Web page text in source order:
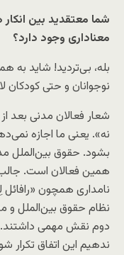
شما معتقدید بین
معناداری وجود دارد؟
بله، بی‌تردید! شاید به
نوجوانان و حتی
شعار فعالان مدنی بعد
نه». یعنی ما اجازه
بشود. حقوق بین‌الملل
همین فعالان است.
نامداری همچون
نظام حقوق بین‌الملل
دوم نقش مهمی داشتند.
ندهیم این اتفاق تکرار